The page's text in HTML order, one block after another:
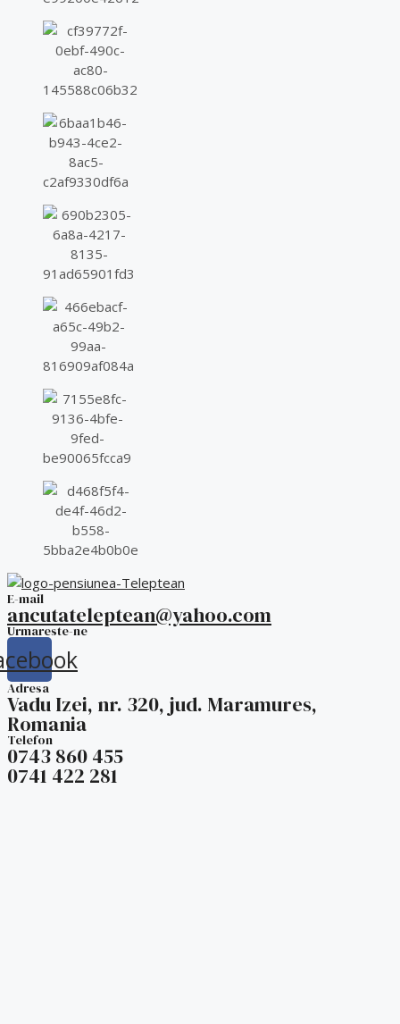
E-mail
ancutateleptean@yahoo.com
Urmareste-ne
Adresa
Vadu Izei, nr. 320, jud. Maramures,
Romania
Telefon
0743 860 455
0741 422 281